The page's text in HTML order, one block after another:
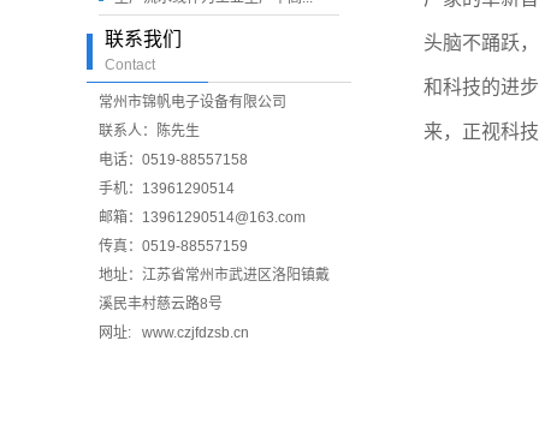
联系我们
Contact
常州市锦帆电子设备有限公司
联系人：陈先生
电话：0519-88557158
手机：13961290514
邮箱：13961290514@163.com
传真：0519-88557159
地址：江苏省常州市武进区洛阳镇戴
溪民丰村慈云路8号
网址: www.czjfdzsb.cn
头脑不踊跃
和科技的进
来，正视科